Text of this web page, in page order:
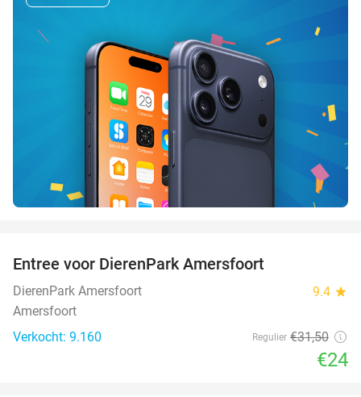
Entree voor DierenPark Amersfoort
DierenPark Amersfoort 9.4 star
Amersfoort
Verkocht: 9.160
Regulier €31,50
€24